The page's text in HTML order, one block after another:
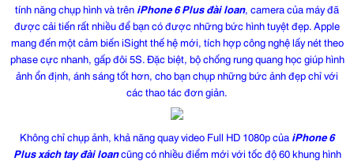
tính năng chụp hình và trên iPhone 6 Plus đài loan, camera của máy đã
được cải tiến rất nhiều để bạn có được những bức hình tuyệt đẹp. Apple
mang đến một cảm biến iSight thế hệ mới, tích hợp công nghệ lấy nét theo
phase cực nhanh, gấp đôi 5S. Đặc biệt, bộ chống rung quang học giúp hình
ảnh ổn định, ánh sáng tốt hơn, cho bạn chụp những bức ảnh đẹp chỉ với
các thao tác đơn giản.
Không chỉ chụp ảnh, khả năng quay video Full HD 1080p của iPhone 6
Plus xách tay đài loancũng có nhiều điểm mới với tốc độ 60 khung hình